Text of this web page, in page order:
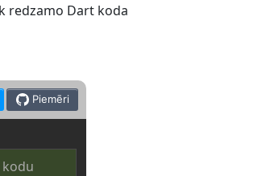
redzamo Dart koda
Piemēri
kodu